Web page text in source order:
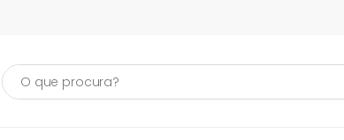
Pesquisa